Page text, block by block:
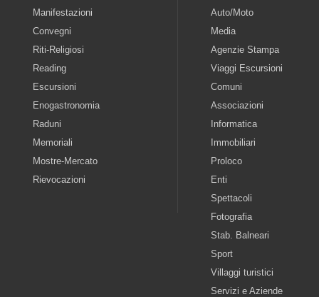
Manifestazioni
Convegni
Riti-Religiosi
Reading
Escursioni
Enogastronomia
Raduni
Memoriali
Mostre-Mercato
Rievocazioni
Auto/Moto
Media
Agenzie Stampa
Viaggi Escursioni
Comuni
Associazioni
Informatica
Immobiliari
Proloco
Enti
Spettacoli
Fotografia
Stab. Balneari
Sport
Villaggi turistici
Servizi e Aziende